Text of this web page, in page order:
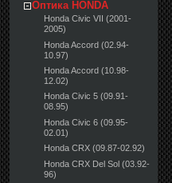
Оптика HONDA
Honda Civic VII (2001-
2005)
Honda Accord (02.94-
10.97)
Honda Accord (10.98-
12.02)
Honda Civic 5 (09.91-
08.95)
Honda Civic 6 (09.95-
02.01)
Honda CRX (09.87-02.92)
Honda CRX Del Sol (03.92-
96)